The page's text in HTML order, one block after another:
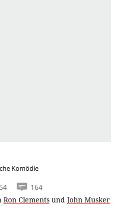
Komödie
164
Ron Clements und John Musker